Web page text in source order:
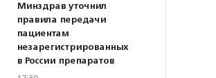
Минздрав уточнил
правила передачи
пациентам
незарегистрированных
в России препаратов